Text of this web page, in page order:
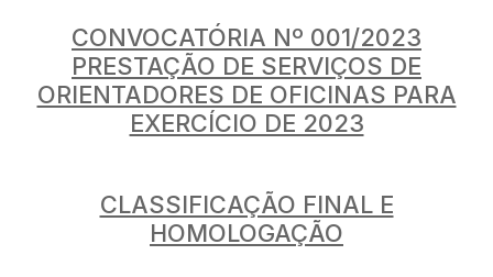
CONVOCATÓRIA Nº 001/2023
PRESTAÇÃO DE SERVIÇOS DE
ORIENTADORES DE OFICINAS PARA
EXERCÍCIO DE 2023
CLASSIFICAÇÃO FINAL E
HOMOLOGAÇÃO